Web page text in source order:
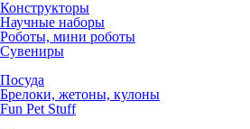
Конструкторы
Научные наборы
Роботы, мини роботы
Сувениры
Посуда
Брелоки, жетоны, кулоны
Fun Pet Stuff